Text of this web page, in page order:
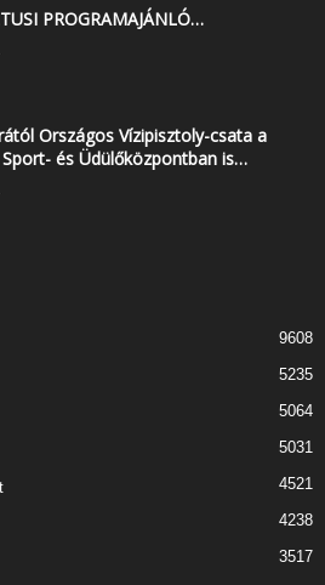
PROGRAMAJÁNLÓ…
Országos Vízipisztoly-csata a
és Üdülőközpontban is…
9608
5235
5064
5031
4521
4238
3517